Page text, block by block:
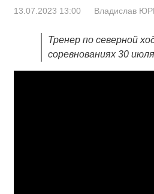
13.07.2023 13:00 Владислав
Тренер по северной
соревнованиях 30 июля